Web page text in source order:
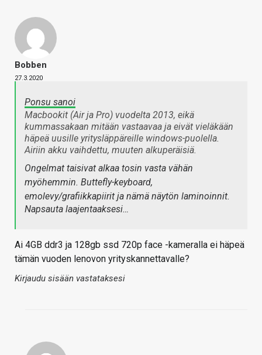
Bobben
27.3.2020
Ponsu sanoi
Macbookit (Air ja Pro) vuodelta 2013, eikä
kummassakaan mitään vastaavaa ja eivät vieläkään
häpeä uusille yritysläppäreille windows-puolella.
Airiin akku vaihdettu, muuten alkuperäisiä.
Ongelmat taisivat alkaa tosin vasta vähän
myöhemmin. Buttefly-keyboard,
emolevy/grafiikkapiirit ja nämä näytön laminoinnit.
Napsauta laajentaaksesi…
Ai 4GB ddr3 ja 128gb ssd 720p face -kameralla ei häpeä
tämän vuoden lenovon yrityskannettavalle?
Kirjaudu sisään vastataksesi